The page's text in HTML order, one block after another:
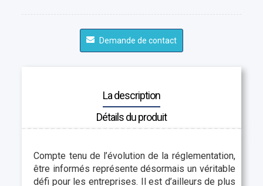
Demande de contact
La description
Détails du produit
Compte tenu de l’évolution de la réglementation,
être informés représente désormais un véritable
défi pour les entreprises. Il est d’ailleurs de plus